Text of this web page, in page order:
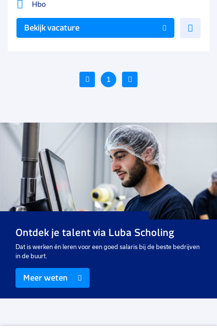
Hbo
Bekijk vacature
Vorige
1
Voeg
toe
aan
favorieten
Incassomedewerker
32 tot 40 uur
Detacheren
Ontdek je talent via Luba Scholing
Dat is werken én leren voor een goed salaris bij de beste bedrijven
in de buurt.
Meer weten